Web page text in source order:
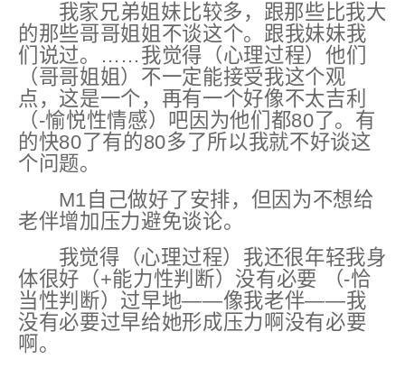
我家兄弟姐妹比较多，跟那些比我大
的那些哥哥姐姐不谈这个。跟我妹妹我
们说过。……我觉得（心理过程）他们
（哥哥姐姐）不一定能接受我这个观
点，这是一个，再有一个好像不太吉利
（-愉悦性情感） 吧因为他们都80了。有
的快80了有的80多了所以我就不好谈这
个问题。
M1自己做好了安排，但因为不想给
老伴增加压力避免谈论。
我觉得（心理过程）我还很年轻我身
体很好 （+能力性判断） 没有必要
（-恰
当性判断） 过早地——像我老伴——我
没有必要过早给她形成压力啊没有必要
啊。